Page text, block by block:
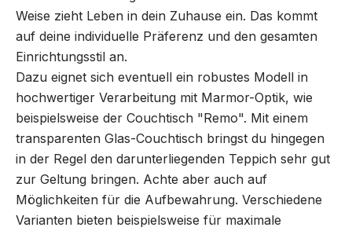
Weise zieht Leben in dein Zuhause ein. Das kommt
auf deine individuelle Präferenz und den gesamten
Einrichtungsstil an.
Dazu eignet sich eventuell ein robustes Modell in
hochwertiger Verarbeitung mit Marmor-Optik, wie
beispielsweise der Couchtisch "Remo". Mit einem
transparenten Glas-Couchtisch bringst du hingegen
in der Regel den darunterliegenden Teppich sehr gut
zur Geltung bringen. Achte aber auch auf
Möglichkeiten für die Aufbewahrung. Verschiedene
Varianten bieten beispielsweise für maximale